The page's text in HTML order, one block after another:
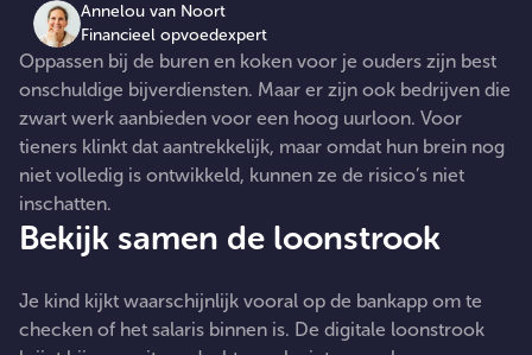
Annelou van Noort
Financieel opvoedexpert
Oppassen bij de buren en koken voor je ouders zijn best
onschuldige bijverdiensten. Maar er zijn ook bedrijven die
zwart werk aanbieden voor een hoog uurloon. Voor
tieners klinkt dat aantrekkelijk, maar omdat hun brein nog
niet volledig is ontwikkeld, kunnen ze de risico’s niet
inschatten.
Bekijk samen de loonstrook
Je kind kijkt waarschijnlijk vooral op de bankapp om te
checken of het salaris binnen is. De digitale loonstrook